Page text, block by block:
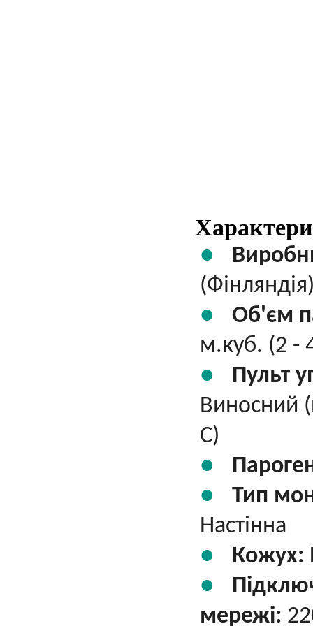
Об'єм
м.куб. (2 -
Пульт
Виносний
С)
Тип
Настінна
Кожух:
мережі: